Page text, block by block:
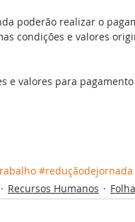
poderão realizar o
condições e valores
e valores para
#reduçãodejornada
Recursos Humanos